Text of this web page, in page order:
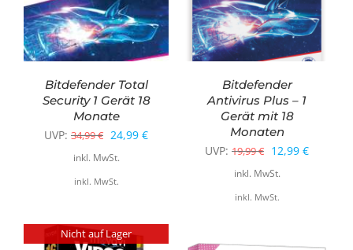
Bitdefender Total
Security 1 Gerät 18
Monate
UVP: 34,99€ Ursprünglicher
Preis
war:
24,99 €Aktueller
inkl. MwSt.
inkl. MwSt.
Bitdefender
Antivirus Plus – 1
Gerät mit 18
Monaten
UVP: 19,99€ Ursprünglicher
Preis
war:
12,99 €
inkl. MwSt.
inkl. MwSt.
Nicht auf Lager